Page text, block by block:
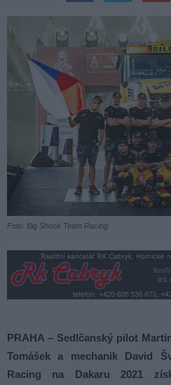
Foto: Big Shock Team Racing
PRAHA – Sedlčanský pilot
Tomášek a mechanik David
Racing na Dakaru 2021